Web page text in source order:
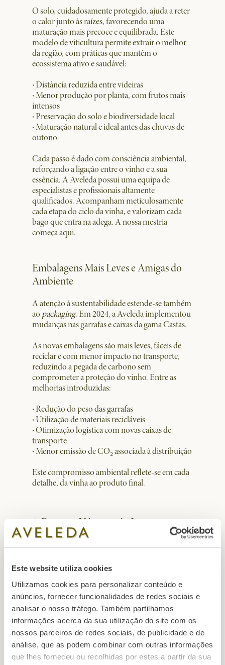
Este website utiliza cookies
Utilizamos cookies para personalizar conteúdo e
anúncios, fornecer funcionalidades de redes sociais e
analisar o nosso tráfego. Também partilhamos
informações acerca da sua utilização do site com os
nossos parceiros de redes sociais, de publicidade e de
análise, que as podem combinar com outras informações
que lhes forneceu ou recolhidas por estes a partir da sua
O solo, cuidadosamente protegido, ajuda a reter
o calor junto às raízes, favorecendo uma
maturação mais precoce e equilibrada. Este
modelo de viticultura permite extrair o melhor
da região, com práticas que mantêm o
ecossistema ativo e saudável:
·Distância reduzida entre videiras
·Menor produção por planta, com frutos mais
intensos
·Preservação do solo e biodiversidade local
·Maturação natural e ideal antes das chuvas de
outono
Cada passo é dado com consciência ambiental,
reforçando a ligação entre o vinho e a sua
essência. A Aveleda possui uma equipa de
especialistas e profissionais altamente
qualificados. Acompanham meticulosamente
cada etapa do ciclo da vinha, e valorizam cada
bago que entra na adega. A nossa mestria
começa aqui.
Embalagens Mais Leves e Amigas do
Ambiente
A atenção à sustentabilidade estende-se também
ao packaging. Em 2024, a Aveleda implementou
mudanças nas garrafas e caixas da gama Castas.
As novas embalagens são mais leves, fáceis de
reciclar e com menor impacto no transporte,
reduzindo a pegada de carbono sem
comprometer a proteção do vinho. Entre as
melhorias introduzidas:
·Redução do peso das garrafas
·Utilização de materiais recicláveis
·Otimização logística com novas caixas de
transporte
·Menor emissão de CO₂ associada à distribuição
Este compromisso ambiental reflete-se em cada
detalhe, da vinha ao produto final.
A Frescura Vibrante do Loureiro
OAveleda Loureiroé produzido a partir da casta
Com origem em solos graníticos e arenosos,
textura mineral que lhe confere frescura e leveza.
A fermentação a temperaturas controladas e o
estágio com borras mantêm a pureza dos
aromas.
A frescura natural deste vinho combina com
pratos leves e de perfil aromático: